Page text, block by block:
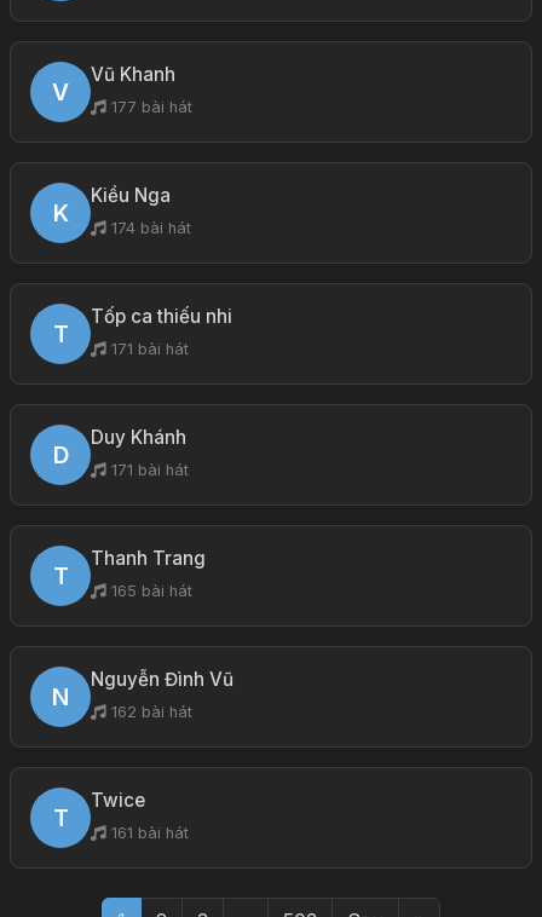
V
Vũ Khanh
177 bài hát
K
Kiều Nga
174 bài hát
T
Tốp ca thiếu nhi
171 bài hát
D
Duy Khánh
171 bài hát
T
Thanh Trang
165 bài hát
N
Nguyễn Đình Vũ
162 bài hát
T
Twice
161 bài hát